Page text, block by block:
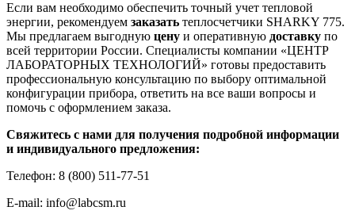
Если вам необходимо обеспечить точный учет тепловой
энергии, рекомендуем заказать теплосчетчики SHARKY 775.
Мы предлагаем выгодную цену и оперативную доставку по
всей территории России. Специалисты компании «ЦЕНТР
ЛАБОРАТОРНЫХ ТЕХНОЛОГИЙ» готовы предоставить
профессиональную консультацию по выбору оптимальной
конфигурации прибора, ответить на все ваши вопросы и
помочь с оформлением заказа.
Свяжитесь с нами для получения подробной информации
и индивидуального предложения:
Телефон: 8 (800) 511-77-51
E-mail: info@labcsm.ru